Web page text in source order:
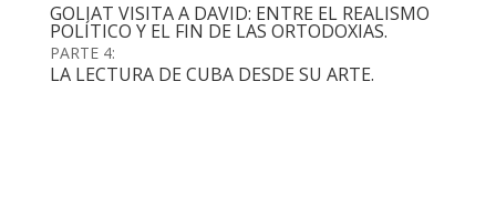
GOLIAT VISITA A DAVID: ENTRE EL REALISMO
POLÍTICO Y EL FIN DE LAS ORTODOXIAS.
PARTE 4:
LA LECTURA DE CUBA DESDE SU ARTE.